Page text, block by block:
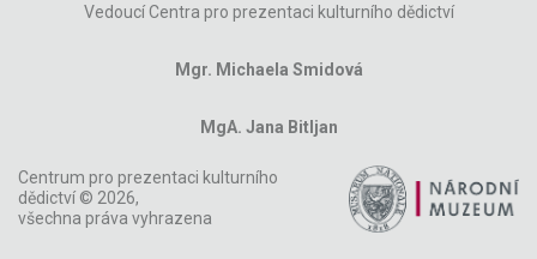
Vedoucí Centra pro prezentaci kulturního dědictví
Mgr. Michaela Smidová
MgA. Jana Bitljan
Centrum pro prezentaci kulturního
dědictví © 2026,
všechna práva vyhrazena